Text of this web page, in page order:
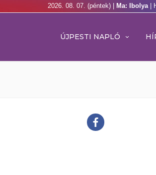
2026. 08. 07. (péntek) | Ma: Ibolya
ÚJPESTI NAPLÓ